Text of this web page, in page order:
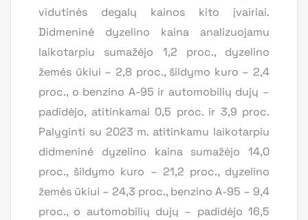
vidutinės degalų kainos kito įvairiai.
Didmeninė dyzelino kaina analizuojamu
laikotarpiu sumažėjo 1,2 proc., dyzelino
žemės ūkiui – 2,8 proc., šildymo kuro – 2,4
proc., o benzino A-95 ir automobilių dujų –
padidėjo, atitinkamai 0,5 proc. ir 3,9 proc.
Palyginti su 2023 m. atitinkamu laikotarpiu
didmeninė dyzelino kaina sumažėjo 14,0
proc., šildymo kuro – 21,2 proc., dyzelino
žemės ūkiui – 24,3 proc., benzino A-95 – 9,4
proc., o automobilių dujų – padidėjo 16,5